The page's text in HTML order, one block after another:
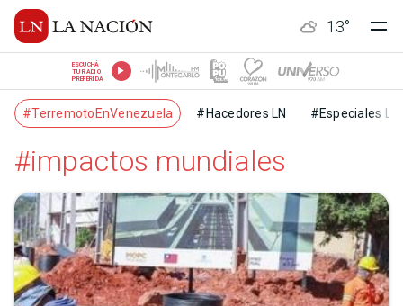
13°
ESCUCHÁ
TU RADIO
PREFERIDA
#TerremotoEnVenezuela #Hacedores LN #Especiales LN
#impactos mundiales